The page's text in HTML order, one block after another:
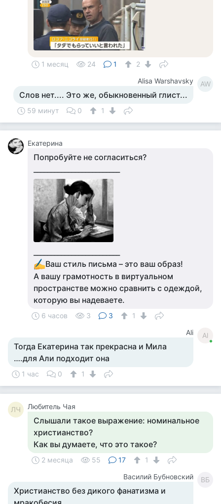
1 месяц 24 1 2
AW
Alisa Warshavsky
Слов нет.... Это же, обыкновенный глист...
59 минут 0 1
Екатерина
Попробуйте не согласиться?
Ваш стиль письма – это ваш образ!
А вашу грамотность в виртуальном
пространстве можно сравнить с одеждой,
которую вы надеваете.
6 часов 3 3 1
Al
Ali
Тогда Екатерина так прекрасна и Мила
….для Али подходит она
1 час 0 1
ЛЧ Любитель Чая
Слышали такое выражение: номинальное
христианство?
Как вы думаете, что это такое?
2 месяца 55 17 1
ВБ
Василий Бубновский
Христианство без дикого фанатизма и